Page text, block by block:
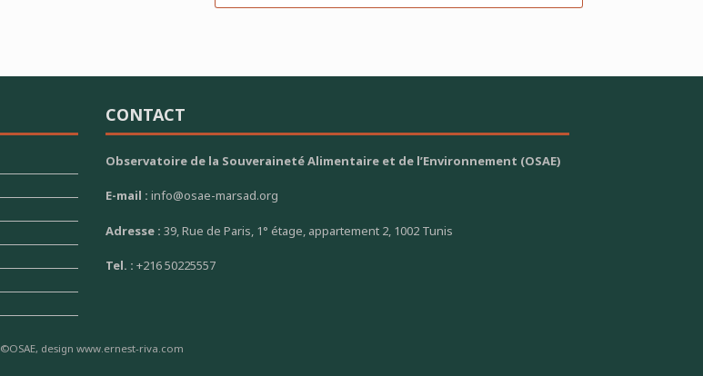
CONTACT
Observatoire de la Souveraineté Alimentaire et de l’Environnement (OSAE)
E-mail :info@osae-marsad.org
Adresse :39, Rue de Paris, 1° étage, appartement 2, 1002 Tunis
Tel. :+216 50225557
©OSAE, design www.ernest-riva.com